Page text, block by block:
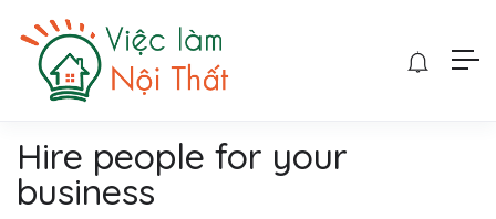
Hire people for your
business